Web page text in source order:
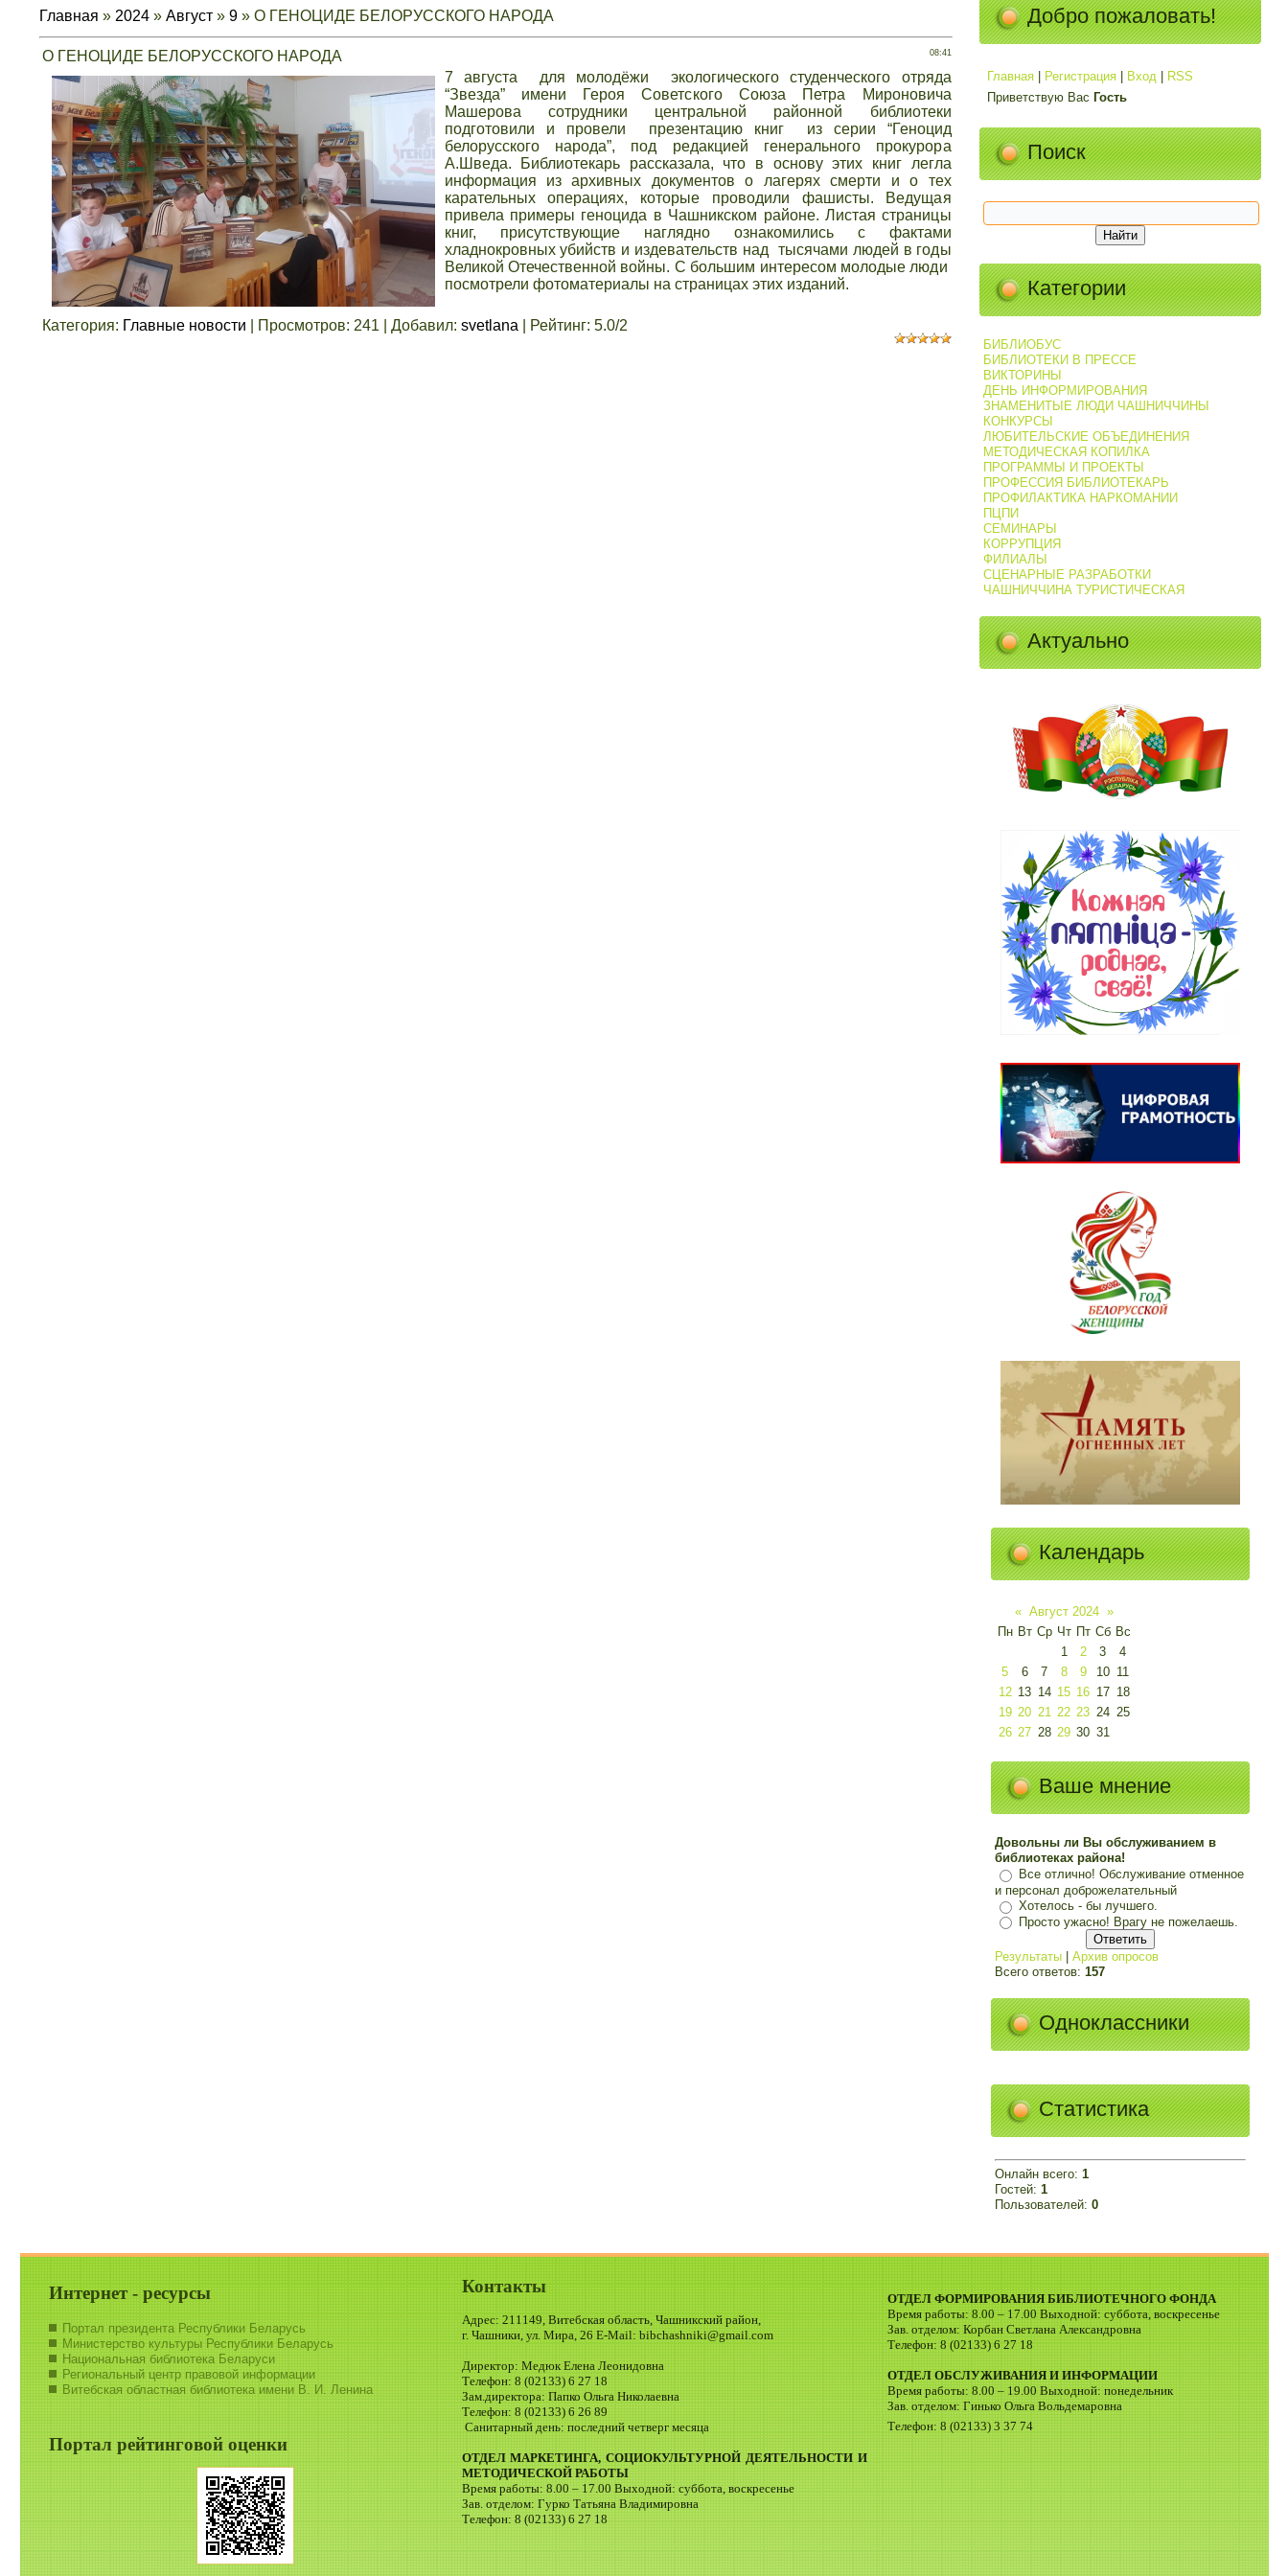
Главная » 2024 » Август » 9» О ГЕНОЦИДЕ БЕЛОРУССКОГО НАРОДА
08:41
О ГЕНОЦИДЕ БЕЛОРУССКОГО НАРОДА
7 августа для молодёжи экологического студенческого отряда
“Звезда” имени Героя Советского Союза Петра Мироновича
Машерова сотрудники центральной районной библиотеки
подготовили и провели презентацию книг из серии “Геноцид
белорусского народа”, под редакцией генерального прокурора
А.Шведа. Библиотекарь рассказала, что в основу этих книг легла
информация из архивных документов о лагерях смерти и о тех
карательных операциях, которые проводили фашисты. Ведущая
привела примеры геноцида в Чашникском районе. Листая страницы
книг, присутствующие наглядно ознакомились с фактами
хладнокровных убийств и издевательств над тысячами людей в годы
Великой Отечественной войны. С большим интересом молодые люди
посмотрели фотоматериалы на страницах этих изданий.
Категория: Главные новости Просмотров: 241 Добавил: svetlana Рейтинг: 5.0/2
Добро пожаловать!
Главная| Регистрация| Вход|
RSS
Приветствую Вас Гость
Поиск
Категории
БИБЛИОБУС
БИБЛИОТЕКИ В ПРЕССЕ
ВИКТОРИНЫ
ДЕНЬ ИНФОРМИРОВАНИЯ
ЗНАМЕНИТЫЕ ЛЮДИ ЧАШНИЧЧИНЫ
КОНКУРСЫ
ЛЮБИТЕЛЬСКИЕ ОБЪЕДИНЕНИЯ
МЕТОДИЧЕСКАЯ КОПИЛКА
ПРОГРАММЫ И ПРОЕКТЫ
ПРОФЕССИЯ БИБЛИОТЕКАРЬ
ПРОФИЛАКТИКА НАРКОМАНИИ
ПЦПИ
СЕМИНАРЫ
КОРРУПЦИЯ
ФИЛИАЛЫ
СЦЕНАРНЫЕ РАЗРАБОТКИ
ЧАШНИЧЧИНА ТУРИСТИЧЕСКАЯ
Актуально
Календарь
« Август 2024 »
Пн Вт Ср Чт Пт Сб Вс
1
2 3
4
5
6 7 8 9 10 11
12 13 14 15 16 17 18
19 20 21 22 23 24 25
26 27 28 29 30 31
Ваше мнение
Довольны ли Вы обслуживанием в
библиотеках района!
Все отлично! Обслуживание отменное
и персонал доброжелательный
Хотелось - бы лучшего.
Просто ужасно! Врагу не пожелаешь.
Результаты| Архив опросов
Всего ответов: 157
Одноклассники
Статистика
Онлайн всего: 1
Гостей: 1
Пользователей: 0
Интернет - ресурсы
Портал президента Республики Беларусь
Министерство культуры Республики Беларусь
Национальная библиотека Беларуси
Региональный центр правовой информации
Витебская областная библиотека имени В. И. Ленина
Портал рейтинговой оценки
Контакты
Адрес: 211149, Витебская область, Чашникский район,
г. Чашники, ул. Мира, 26 E-Mail: bibchashniki@gmail.com
Директор: Медюк Елена Леонидовна
Телефон: 8 (02133) 6 27 18
Зам.директора: Папко Ольга Николаевна
Телефон: 8 (02133) 6 26 89
Санитарный день: последний четверг месяца
ОТДЕЛ МАРКЕТИНГА, СОЦИОКУЛЬТУРНОЙ ДЕЯТЕЛЬНОСТИ И
МЕТОДИЧЕСКОЙ РАБОТЫ
Время работы: 8.00 – 17.00 Выходной: суббота, воскресенье
Зав. отделом: Гурко Татьяна Владимировна
Телефон: 8 (02133) 6 27 18
ОТДЕЛ ФОРМИРОВАНИЯ БИБЛИОТЕЧНОГО ФОНДА
Время работы: 8.00 – 17.00 Выходной: суббота, воскресенье
Зав. отделом: Корбан Светлана Александровна
Телефон: 8 (02133) 6 27 18
ОТДЕЛ ОБСЛУЖИВАНИЯ И ИНФОРМАЦИИ
Время работы: 8.00 – 19.00 Выходной: понедельник
Зав. отделом: Гинько Ольга Вольдемаровна
Телефон: 8 (02133) 3 37 74